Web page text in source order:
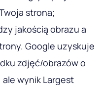
SEO
w
od poziomu
Co musisz zrobić,